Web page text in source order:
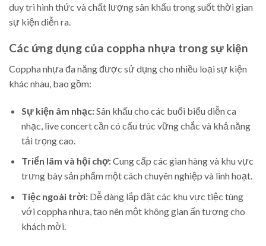
duy trì hình thức và chất lượng sân khấu trong suốt thời gian
sự kiện diễn ra.
Các ứng dụng của coppha nhựa trong sự kiện
Coppha nhựa đa năng được sử dụng cho nhiều loại sự kiện
khác nhau, bao gồm:
Sự kiện âm nhạc:Sân khấu cho các buổi biểu diễn ca
nhạc, live concert cần có cấu trúc vững chắc và khả năng
tải trọng cao.
Triển lãm và hội chợ:Cung cấp các gian hàng và khu vực
trưng bày sản phẩm một cách chuyên nghiệp và linh hoạt.
Tiệc ngoài trời:Dễ dàng lắp đặt các khu vực tiệc tùng
với coppha nhựa, tạo nên một không gian ấn tượng cho
khách mời.